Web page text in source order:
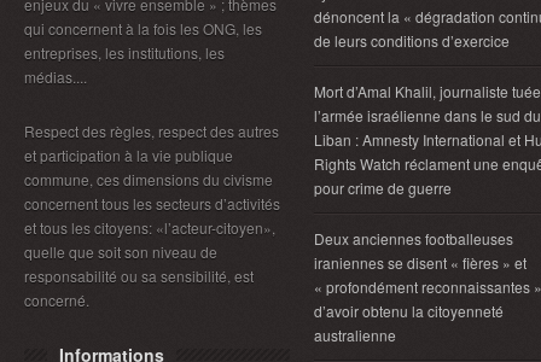
enjeux du « vivre ensemble » ; thèmes
qui concernent à la fois les ONG, les
entreprises, les institutions, les
médias....
Respect des règles, respect des autres
et participation à la vie publique
commune, ces dimensions du civisme
concernent tous les secteurs d’activités
et tous les citoyens: «l’acteur-citoyen»,
quelle que soit son niveau de
responsabilité ou sa sensibilité, est
concerné.
Informations
dénoncent la « dégradation
de leurs conditions d’exercice
Mort d’Amal Khalil, journaliste
l’armée israélienne dans le sud du
Liban : Amnesty International et
Rights Watch réclament une
pour crime de guerre
Deux anciennes footballeuses
iraniennes se disent « fières » et
« profondément reconnaissantes »
d’avoir obtenu la citoyenneté
australienne